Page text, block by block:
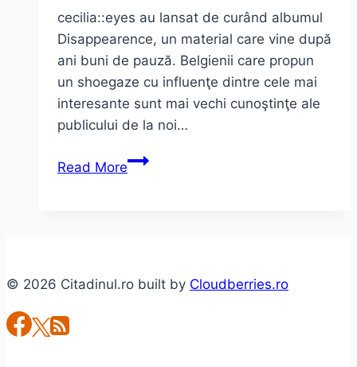
cecilia::eyes au lansat de curând albumul
Disappearence, un material care vine după
ani buni de pauză. Belgienii care propun
un shoegaze cu influenţe dintre cele mai
interesante sunt mai vechi cunoştinţe ale
publicului de la noi…
Read MoreInterviu
(ro,
© 2026 Citadinul.ro built by Cloudberries.ro